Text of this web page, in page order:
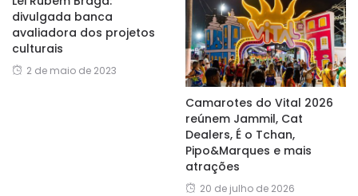
divulgada banca
avaliadora dos projetos
culturais
2 de maio de 2023
Camarotes do Vital 2026
reúnem Jammil, Cat
Dealers, É o Tchan,
Pipo&Marques e mais
atrações
20 de julho de 2026